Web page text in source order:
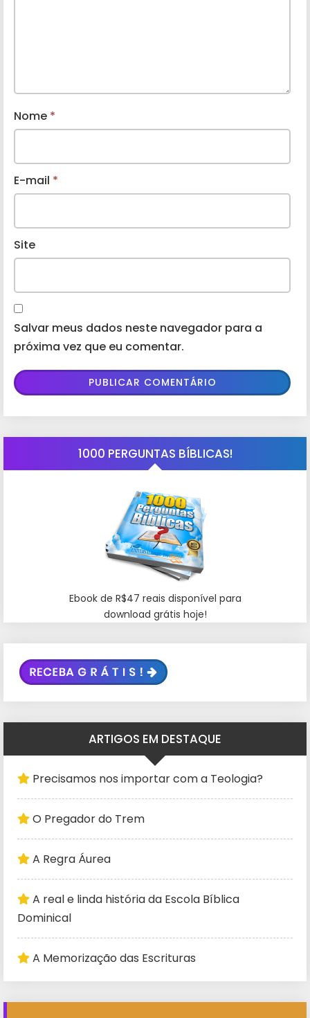
Nome *
E-mail *
Site
Salvar meus dados neste navegador para a
próxima vez que eu comentar.
1000 PERGUNTAS BÍBLICAS!
Ebook de R$47 reais disponível para
download grátis hoje!
ARTIGOS EM DESTAQUE
Precisamos nos importar com a Teologia?
O Pregador do Trem
A Regra Áurea
A real e linda história da Escola Bíblica
Dominical
A Memorização das Escrituras